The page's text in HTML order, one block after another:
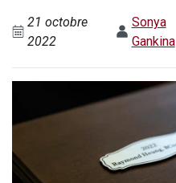
21 octobre
2022
Sonya
Gankina